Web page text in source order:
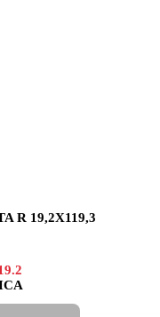
R 19,2X119,3